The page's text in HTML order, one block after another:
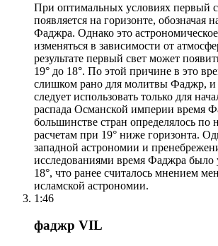
При оптимальных условиях первый
появляется на горизонте, обозначая
Фаджра. Однако это
изменяться в зависимости от
результате первый свет может
19° до 18°. По этой причине в это
слишком рано для молитвы Фаджр, и
следует использовать только для
распада Османской империи время
большинстве стран определялось по
расчетам при 19° ниже горизонта.
западной астрономии и
исследованиями время Фаджра было
18°, что ранее считалось мнением
исламской астрономии.
1:46
фаджр VIL